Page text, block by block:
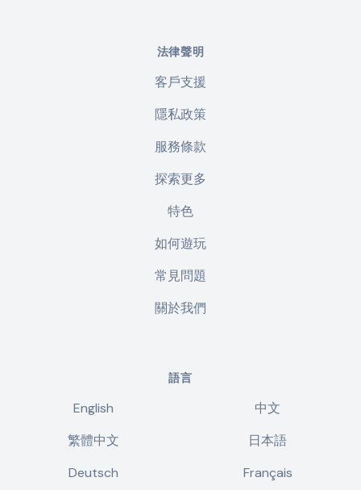
法律聲明
客戶支援
隱私政策
服務條款
探索更多
特色
如何遊玩
常見問題
關於我們
語言
English
中文
繁體中文
日本語
Deutsch
Français